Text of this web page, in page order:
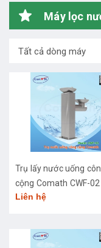
Máy lọc
Tất cả dòng máy
Trụ lấy nước uống
cộng Comath CWF-02
Liên hệ